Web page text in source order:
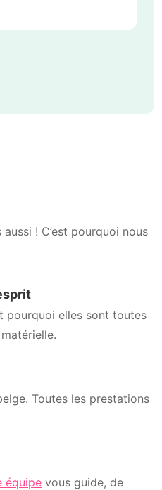
! C’est pourquoi nous
pourquoi elles sont toutes
Toutes les prestations
équipe vous guide, de